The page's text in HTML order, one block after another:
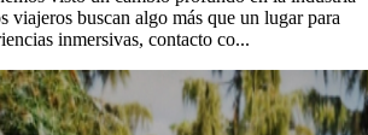
viajeros buscan algo más que un lugar para
inmersivas, contacto co...